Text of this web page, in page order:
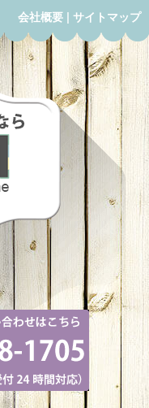
会社概要 | サイトマップ